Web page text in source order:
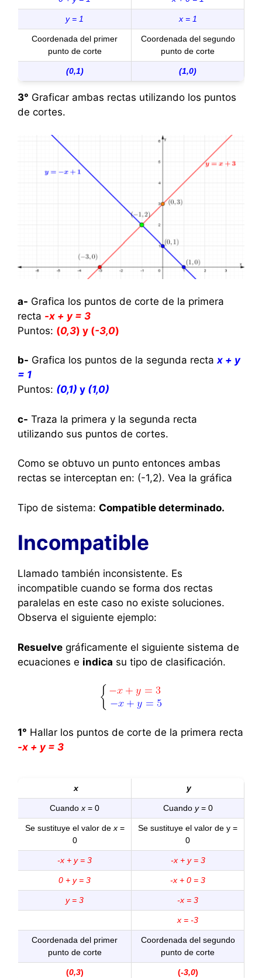
y = 1 x = 1
Coordenada del primer
punto de corte
Coordenada del segundo
punto de corte
(0,1) (1,0)
3° Graficar ambas rectas utilizando los puntos
de cortes.
a- Grafica los puntos de corte de la primera
recta -x + y = 3
Puntos: (0,3) y (-3,0)
b- Grafica los puntos de la segunda recta x + y
= 1
Puntos: (0,1) y (1,0)
c- Traza la primera y la segunda recta
utilizando sus puntos de cortes.
Como se obtuvo un punto entonces ambas
rectas se interceptan en: (-1,2). Vea la gráfica
Tipo de sistema: Compatible determinado.
Incompatible
Llamado también inconsistente. Es
incompatible cuando se forma dos rectas
paralelas en este caso no existe soluciones.
Observa el siguiente ejemplo:
Resuelve gráficamente el siguiente sistema de
ecuaciones e indica su tipo de clasificación.
1° Hallar los puntos de corte de la primera recta
-x + y = 3
x y
Cuandox = 0 Cuando y= 0
Se sustituye el valor dex=
0
Se sustituye el valor de y =
0
-x + y = 3 -x + y = 3
0 + y = 3 -x + 0 = 3
y = 3 -x = 3
x = -3
Coordenada del primer
punto de corte
Coordenada del segundo
punto de corte
(0,3) (-3,0)